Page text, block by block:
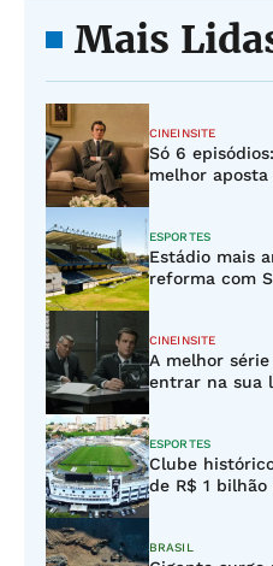
Mais
CINEINSITE
Só 6
melhor
ESPORTES
Estádio mais
reforma com
CINEINSITE
A melhor
entrar na sua
ESPORTES
Clube
de R$ 1
BRASIL